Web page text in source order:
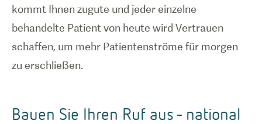
kommt Ihnen zugute und jeder einzelne
behandelte Patient von heute wird Vertrauen
schaffen, um mehr Patientenströme für morgen
zu erschließen.
Bauen Sie Ihren Ruf aus - national